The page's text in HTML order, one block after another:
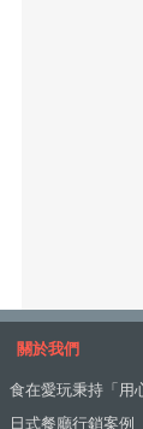
關於我們
食在愛玩秉持「用
日式餐廳行銷案例